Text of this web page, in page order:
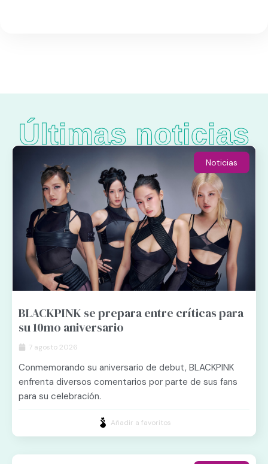
Últimas noticias
Noticias
BLACKPINK se prepara entre críticas para
su 10mo aniversario
7 agosto 2026
Conmemorando su aniversario de debut, BLACKPINK
enfrenta diversos comentarios por parte de sus fans
para su celebración.
Añadir a favoritos